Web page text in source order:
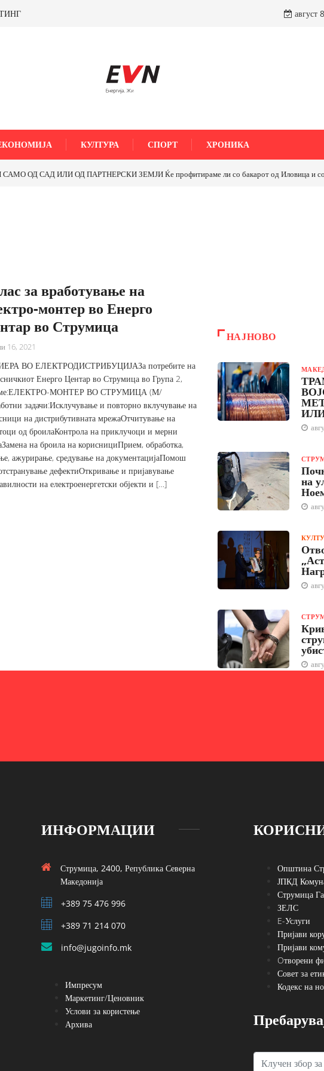
август
КУЛТУРА СПОРТ ХРОНИКА
ОД САД ИЛИ ОД ПАРТНЕРСКИ ЗЕМЈИ Ќе профитираме ли со бакарот од Иловица и со
за вработување на
монтер во Енерго
во Струмица
16, 2021
ВО ЕЛЕКТРОДИСТРИБУЦИЈАЗа потребите на
Енерго Центар во Струмица во Група 2,
МОНТЕР ВО СТРУМИЦА (М/
задачи:Исклучување и повторно вклучување на
на дистрибутивната мрежаОтчитување на
од броилаКонтрола на приклучоци и мерни
на броила на кориснициПрием, обработка,
ажурирање, средување на документацијаПомош
дефектиОткривање и пријавување
на електроенергетски објекти и […]
НАЈНОВО
на
ИНФОРМАЦИИ
Струмица, 2400, Република Северна
Македонија
+389 75 476 996
+389 71 214 070
info@jugoinfo.mk
Импресум
Маркетинг/Ценовник
Услови за користење
Архива
Општина
ЈПКД
Струмица
ЗЕЛС
E-Услуги
Пријави
Пријави
Oтворени
Совет за
Кодекс на